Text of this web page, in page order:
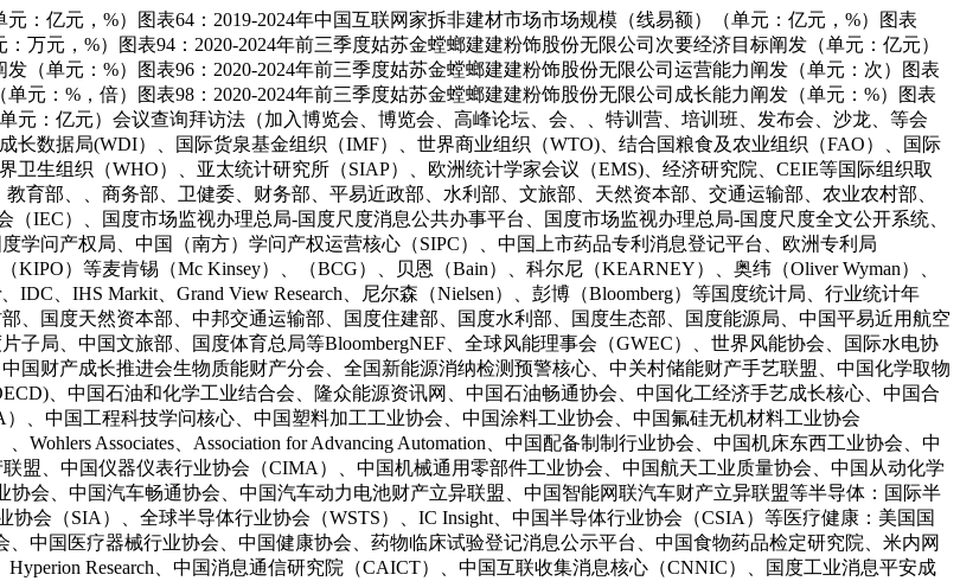
亿元，%）图表64：2019-2024年中国互联网家拆非建材市场市场规模（线易额）（单元：亿元，%）图表
万元，%）图表94：2020-2024年前三季度姑苏金螳螂建建粉饰股份无限公司次要经济目标阐发（单元：亿元）
（单元：%）图表96：2020-2024年前三季度姑苏金螳螂建建粉饰股份无限公司运营能力阐发（单元：次）图表
元：%，倍）图表98：2020-2024年前三季度姑苏金螳螂建建粉饰股份无限公司成长能力阐发（单元：%）图表
元：亿元）会议查询拜访法（加入博览会、博览会、高峰论坛、会、、特训营、培训班、发布会、沙龙、等会
数据局(WDI）、国际货泉基金组织（IMF）、世界商业组织（WTO)、结合国粮食及农业组织（FAO）、国际
生组织（WHO）、亚太统计研究所（SIAP）、欧洲统计学家会议（EMS)、经济研究院、CEIE等国际组织取
育部、、商务部、卫健委、财务部、平易近政部、水利部、文旅部、天然资本部、交通运输部、农业农村部、
IEC）、国度市场监视办理总局-国度尺度消息公共办事平台、国度市场监视办理总局-国度尺度全文公开系统、
学问产权局、中国（南方）学问产权运营核心（SIPC）、中国上市药品专利消息登记平台、欧洲专利局
KIPO）等麦肯锡（Mc Kinsey）、（BCG）、贝恩（Bain）、科尔尼（KEARNEY）、奥纬（Oliver Wyman）、
IDC、IHS Markit、Grand View Research、尼尔森（Nielsen）、彭博（Bloomberg）等国度统计局、行业统计年
、国度天然资本部、中邦交通运输部、国度住建部、国度水利部、国度生态部、国度能源局、中国平易近用航空
局、中国文旅部、国度体育总局等BloombergNEF、全球风能理事会（GWEC）、世界风能协会、国际水电协
国财产成长推进会生物质能财产分会、全国新能源消纳检测预警核心、中关村储能财产手艺联盟、中国化学取物
、中国石油和化学工业结合会、隆众能源资讯网、中国石油畅通协会、中国化工经济手艺成长核心、中国合
、中国工程科技学问核心、中国塑料加工工业协会、中国涂料工业协会、中国氟硅无机材料工业协会
Associates、Association for Advancing Automation、中国配备制制行业协会、中国机床东西工业协会、中
盟、中国仪器仪表行业协会（CIMA）、中国机械通用零部件工业协会、中国航天工业质量协会、中国从动化学
会、中国汽车畅通协会、中国汽车动力电池财产立异联盟、中国智能网联汽车财产立异联盟等半导体：国际半
会（SIA）、全球半导体行业协会（WSTS）、IC Insight、中国半导体行业协会（CSIA）等医疗健康：美国国
中国医疗器械行业协会、中国健康协会、药物临床试验登记消息公示平台、中国食物药品检定研究院、米内网
Research、中国消息通信研究院（CAICT）、中国互联收集消息核心（CNNIC）、国度工业消息平安成